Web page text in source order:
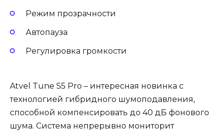
Режим прозрачности
Автопауза
Регулировка громкости
Atvel Tune S5 Pro – интересная новинка с
технологией гибридного шумоподавления,
способной компенсировать до 40 дБ фонового
шума. Система непрерывно мониторит